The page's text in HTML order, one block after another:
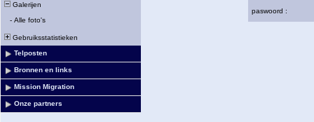
Galerijen
- Alle foto's
Gebruiksstatistieken
Telposten
Bronnen en links
Mission Migration
Onze partners
paswoord :